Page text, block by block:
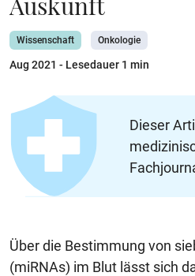
Wissenschaft Onkologie
Aug 2021 - Lesedauer 1 min
Dieser
Über die Bestimmung von
(miRNAs) im Blut lässt sich